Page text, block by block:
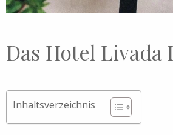
Das Hotel Livada
Inhaltsverzeichnis